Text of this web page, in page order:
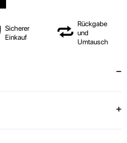
Sicherer
Einkauf
Rückgabe
und
Umtausch